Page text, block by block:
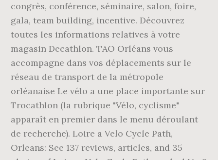
congrès, conférence, séminaire, salon, foire,
gala, team building, incentive. Découvrez
toutes les informations relatives à votre
magasin Decathlon. TAO Orléans vous
accompagne dans vos déplacements sur le
réseau de transport de la métropole
orléanaise Le vélo a une place importante sur
Trocathlon (la rubrique "Vélo, cyclisme"
apparaît en premier dans le menu déroulant
de recherche). Loire a Velo Cycle Path,
Orleans: See 137 reviews, articles, and 35